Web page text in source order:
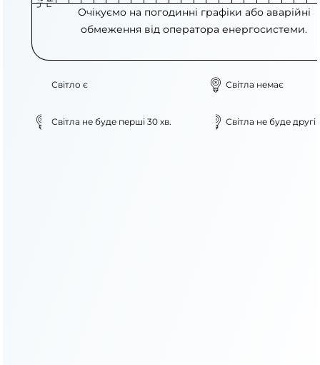
Очікуємо на погодинні графіки або аварійні
обмеження від оператора енергосистеми.
Світло є Світла немає
Світла не буде перші 30 хв. Світла не буде другі